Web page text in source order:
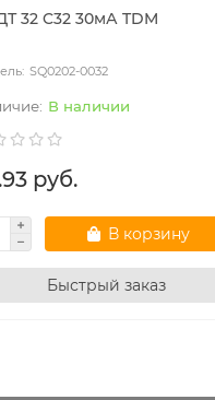
32 C32 30мА TDM
SQ0202-0032
В наличии
руб.
В корзину
Быстрый заказ